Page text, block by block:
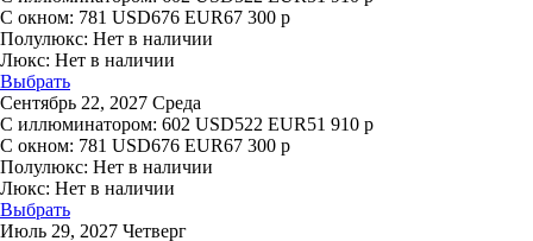
С окном: 781 USD676 EUR67 300 р
Полулюкс: Нет в наличии
Люкс: Нет в наличии
Выбрать
Сентябрь 22, 2027 Среда
С иллюминатором: 602 USD522 EUR51 910 р
С окном: 781 USD676 EUR67 300 р
Полулюкс: Нет в наличии
Люкс: Нет в наличии
Выбрать
Июль 29, 2027 Четверг